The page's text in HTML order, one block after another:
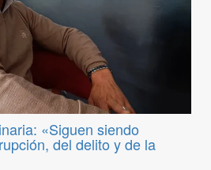
«Siguen siendo
del delito y de la